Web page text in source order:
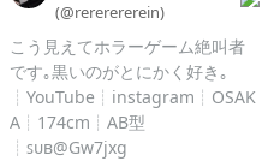
(@rererererein)
こう見えてホラーゲーム絶叫者
です｡黒いのがとにかく好き｡
┊︎YouTube┊︎instagram┊︎OSAK
A┊︎174cm┊︎AB型
┊︎ꜱᴜʙ@Gw7jxg